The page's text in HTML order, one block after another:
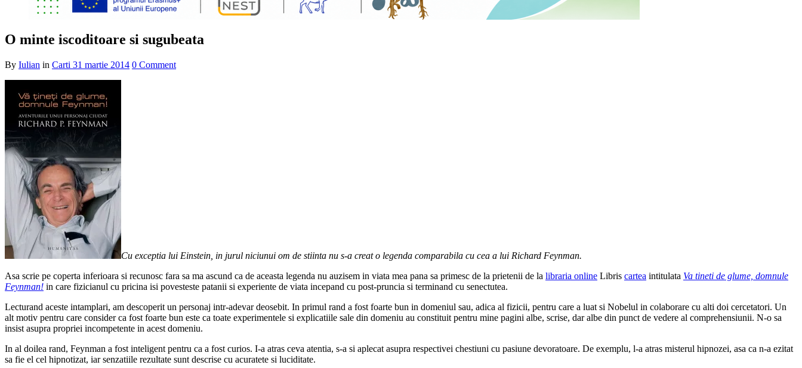
O minte iscoditoare si sugubeata
By Iulian in Carti 31 martie 2014 0 Comment
Cu exceptia lui Einstein, in jurul niciunui om de stiinta nu s-a creat o legenda comparabila cu cea a lui Richard Feynman.
Asa scrie pe coperta inferioara si recunosc fara sa ma ascund ca de aceasta legenda nu auzisem in viata mea pana sa primesc de la prietenii de la libraria online Libris cartea intitulata Va tineti de glume, domnule
Feynman! in care fizicianul cu pricina isi povesteste patanii si experiente de viata incepand cu post-pruncia si terminand cu senectutea.
Lecturand aceste intamplari, am descoperit un personaj intr-adevar deosebit. In primul rand a fost foarte bun in domeniul sau, adica al fizicii, pentru care a luat si Nobelul in colaborare cu alti doi cercetatori. Un
alt motiv pentru care consider ca fost foarte bun este ca toate experimentele si explicatiile sale din domeniu au constituit pentru mine pagini albe, scrise, dar albe din punct de vedere al comprehensiunii. N-o sa
insist asupra propriei incompetente in acest domeniu.
In al doilea rand, Feynman a fost inteligent pentru ca a fost curios. I-a atras ceva atentia, s-a si aplecat asupra respectivei chestiuni cu pasiune devoratoare. De exemplu, l-a atras misterul hipnozei, asa ca n-a ezitat
sa fie el cel hipnotizat, iar senzatiile rezultate sunt descrise cu acuratete si luciditate.